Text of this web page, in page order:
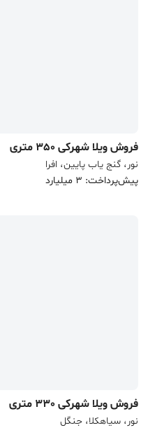
فروش ویلا شهرکی 350 متری
نور، گنج یاب پایین، افرا
پیش‌پرداخت: 3 میلیارد
فروش ویلا شهرکی 330 متری
نور، سیاهکلا، جنگل